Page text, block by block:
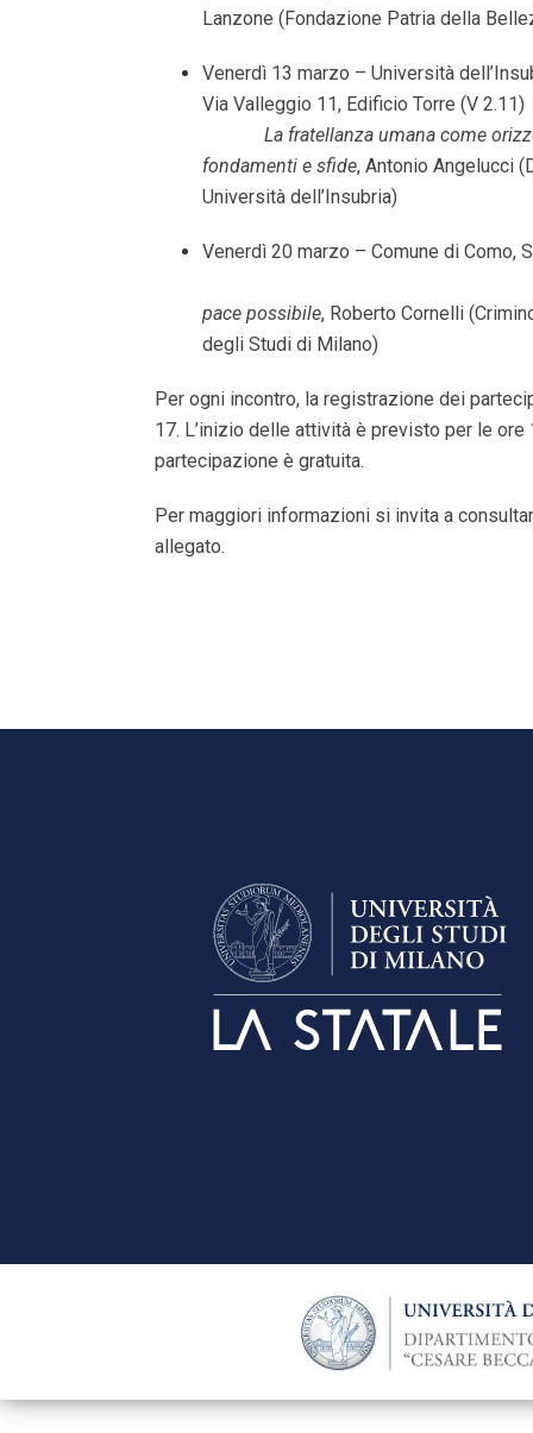
Lanzone (Fondazione Patria della
Venerdì 13 marzo – Università
Via Valleggio 11, Edificio
La fratellanza umana come
fondamenti e sfide, Antonio Angelucci
Università dell’Insubria)
Venerdì 20 marzo – Comune di
pace possibile, Roberto Cornelli
degli Studi di Milano)
Per ogni incontro, la registrazione dei
17. L’inizio delle attività è previsto per le ore
partecipazione è gratuita.
Per maggiori informazioni si invita a
allegato.